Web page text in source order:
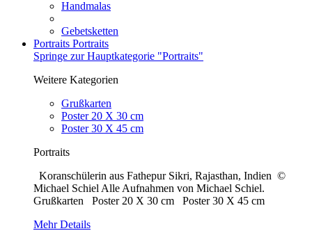
Handmalas
Gebetsketten
Portraits Portraits
Springe zur Hauptkategorie "Portraits"
Weitere Kategorien
Grußkarten
Poster 20 X 30 cm
Poster 30 X 45 cm
Portraits
Koranschülerin aus Fathepur Sikri, Rajasthan, Indien ©
Michael Schiel Alle Aufnahmen von Michael Schiel.
Grußkarten Poster 20 X 30 cm Poster 30 X 45 cm
Mehr Details